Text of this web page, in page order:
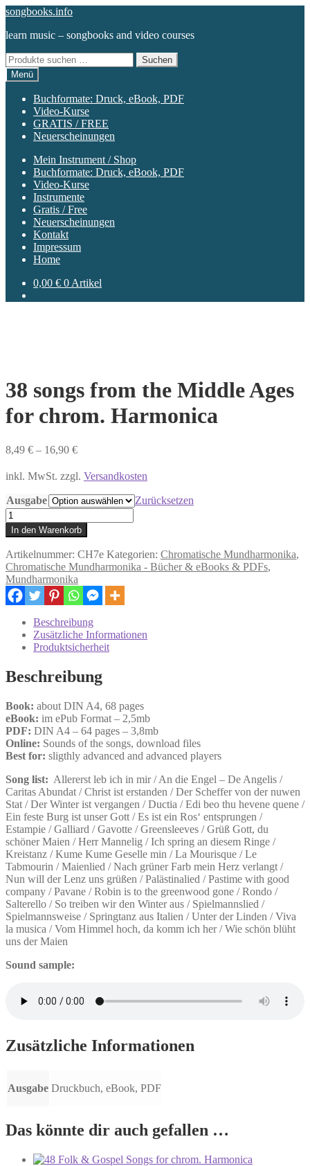
Zur
springen
Zum
springen
songbooks.info
learn music – songbooks and video courses
Suchen
nach:
Suchen
Menü
Buchformate: Druck, eBook, PDF
Video-Kurse
GRATIS / FREE
Neuerscheinungen
Mein Instrument / Shop
Buchformate: Druck, eBook, PDF
Video-Kurse
Instrumente
Gratis / Free
Neuerscheinungen
Kontakt
Impressum
Home
0,00 € 0 Artikel
38 songs from the Middle Ages
for chrom. Harmonica
8,49 € – 16,90 €
inkl. MwSt. zzgl. Versandkosten
Ausgabe
Zurücksetzen
38
songs
from
the
Middle
Ages
for
chrom.
Menge
In den Warenkorb
Artikelnummer: CH7e Kategorien: Chromatische Mundharmonika,
Chromatische Mundharmonika - Bücher & eBooks & PDFs,
Mundharmonika
Beschreibung
Zusätzliche Informationen
Produktsicherheit
Beschreibung
Book: about DIN A4, 68 pages
eBook: im ePub Format – 2,5mb
PDF: DIN A4 – 64 pages – 3,8mb
Online: Sounds of the songs, download files
Best for: sligthly advanced and advanced players
Song list: Allererst leb ich in mir / An die Engel – De Angelis /
Caritas Abundat / Christ ist erstanden / Der Scheffer von der nuwen
Stat / Der Winter ist vergangen / Ductia / Edi beo thu hevene quene /
Ein feste Burg ist unser Gott / Es ist ein Ros‘ entsprungen /
Estampie / Galliard / Gavotte / Greensleeves / Grüß Gott, du
schöner Maien / Herr Mannelig / Ich spring an diesem Ringe /
Kreistanz / Kume Kume Geselle min / La Mourisque / Le
Tabmourin / Maienlied / Nach grüner Farb mein Herz verlangt /
Nun will der Lenz uns grüßen / Palästinalied / Pastime with good
company / Pavane / Robin is to the greenwood gone / Rondo /
Salterello / So treiben wir den Winter aus / Spielmannslied /
Spielmannsweise / Springtanz aus Italien / Unter der Linden / Viva
la musica / Vom Himmel hoch, da komm ich her / Wie schön blüht
uns der Maien
Sound sample:
Zusätzliche Informationen
Ausgabe Druckbuch, eBook, PDF
Das könnte dir auch gefallen …